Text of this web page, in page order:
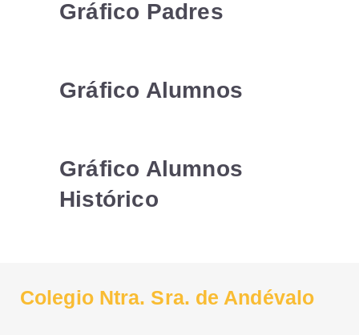
Gráfico Padres
Gráfico Alumnos
Gráfico Alumnos
Histórico
Colegio Ntra. Sra. de Andévalo